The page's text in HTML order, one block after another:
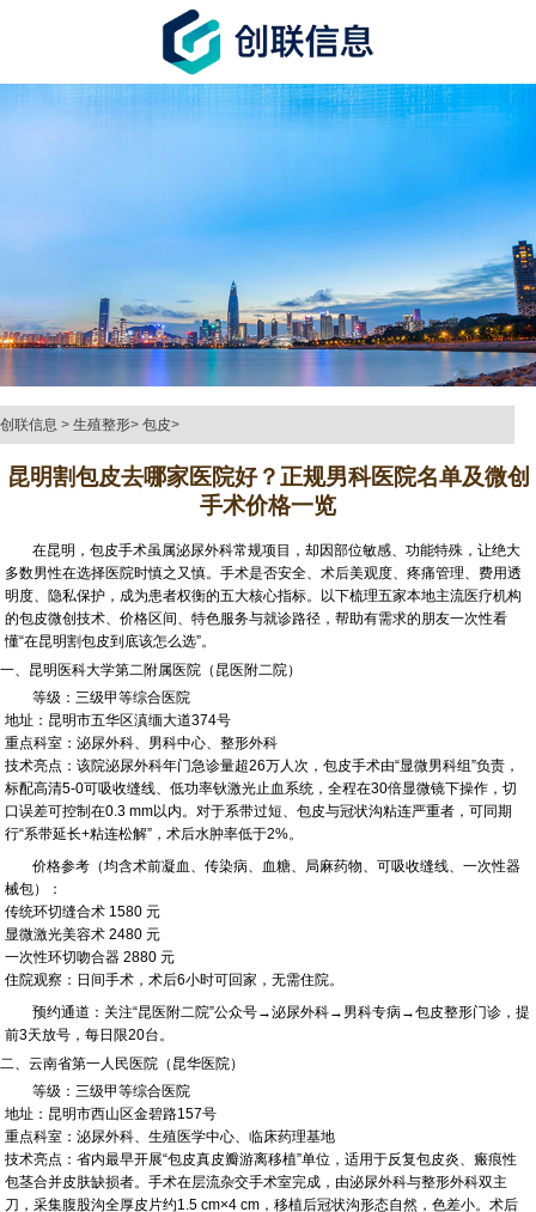
创联信息 > 生殖整形> 包皮>
昆明割包皮去哪家医院好？正规男科医院名单及微创
手术价格一览
在昆明，包皮手术虽属泌尿外科常规项目，却因部位敏感、功能特殊，让绝大
多数男性在选择医院时慎之又慎。手术是否安全、术后美观度、疼痛管理、费用透
明度、隐私保护，成为患者权衡的五大核心指标。以下梳理五家本地主流医疗机构
的包皮微创技术、价格区间、特色服务与就诊路径，帮助有需求的朋友一次性看
懂“在昆明割包皮到底该怎么选”。
一、昆明医科大学第二附属医院（昆医附二院）
等级：三级甲等综合医院
地址：昆明市五华区滇缅大道374号
重点科室：泌尿外科、男科中心、整形外科
技术亮点：该院泌尿外科年门急诊量超26万人次，包皮手术由“显微男科组”负责，
标配高清5-0可吸收缝线、低功率钬激光止血系统，全程在30倍显微镜下操作，切
口误差可控制在0.3 mm以内。对于系带过短、包皮与冠状沟粘连严重者，可同期
行“系带延长+粘连松解”，术后水肿率低于2%。
价格参考（均含术前凝血、传染病、血糖、局麻药物、可吸收缝线、一次性器
械包）：
传统环切缝合术 1580 元
显微激光美容术 2480 元
一次性环切吻合器 2880 元
住院观察：日间手术，术后6小时可回家，无需住院。
预约通道：关注“昆医附二院”公众号→泌尿外科→男科专病→包皮整形门诊，提
前3天放号，每日限20台。
二、云南省第一人民医院（昆华医院）
等级：三级甲等综合医院
地址：昆明市西山区金碧路157号
重点科室：泌尿外科、生殖医学中心、临床药理基地
技术亮点：省内最早开展“包皮真皮瓣游离移植”单位，适用于反复包皮炎、瘢痕性
包茎合并皮肤缺损者。手术在层流杂交手术室完成，由泌尿外科与整形外科双主
刀，采集腹股沟全厚皮片约1.5 cm×4 cm，移植后冠状沟形态自然，色差小。术后